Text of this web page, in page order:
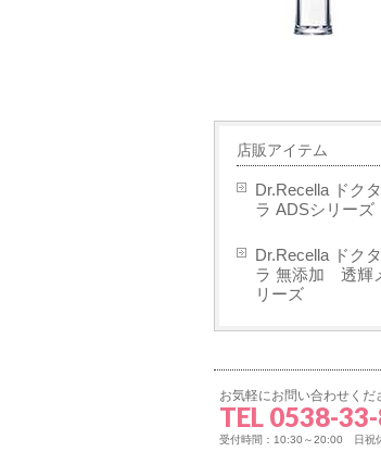
店販アイテム
Dr.Recella ドク
ラ ADSシリーズ
Dr.Recella ドク
ラ 無添加 透輝
リーズ
お気軽にお問い合わせくだ
TEL 0538-
受付時間：10:30～20:00 日祝